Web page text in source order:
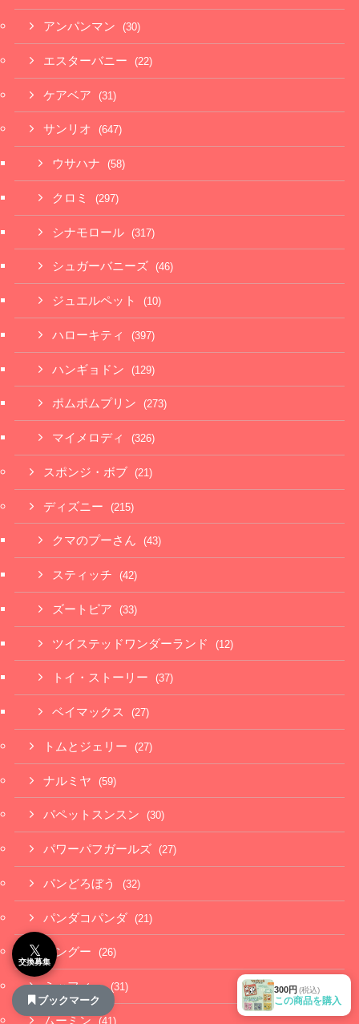
300円 (税込)
この商品を購入
アンパンマン (30)
エスターバニー (22)
ケアベア (31)
サンリオ (647)
ウサハナ (58)
クロミ (297)
シナモロール (317)
シュガーバニーズ (46)
ジュエルペット (10)
ハローキティ (397)
ハンギョドン (129)
ポムポムプリン (273)
マイメロディ (326)
スポンジ・ボブ (21)
ディズニー (215)
クマのプーさん (43)
スティッチ (42)
ズートピア (33)
ツイステッドワンダーランド (12)
トイ・ストーリー (37)
ベイマックス (27)
トムとジェリー (27)
ナルミヤ (59)
パペットスンスン (30)
パワーパフガールズ (27)
パンどろぼう (32)
パンダコパンダ (21)
ピングー (26)
ミッフィー (31)
ムーミン (41)
𝕏
交換募集
ブックマーク